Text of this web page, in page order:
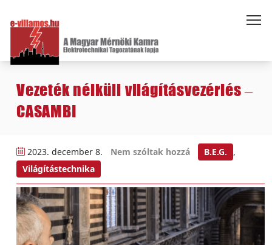
Vezeték nélküli világításvezérlés –
CASAMBI
2023. december 8. Nem szóltak hozzá B.E.G.
,
Világítástechnika